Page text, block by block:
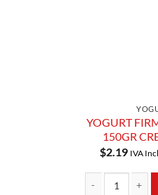
YOGURT
150GR
$2.19 IVA